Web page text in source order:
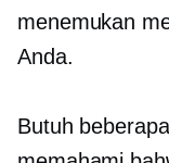
menemukan
Anda.
Butuh